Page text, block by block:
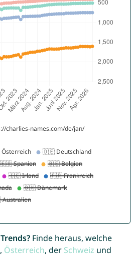
Finde heraus, welche
, Österreich, der Schweiz und